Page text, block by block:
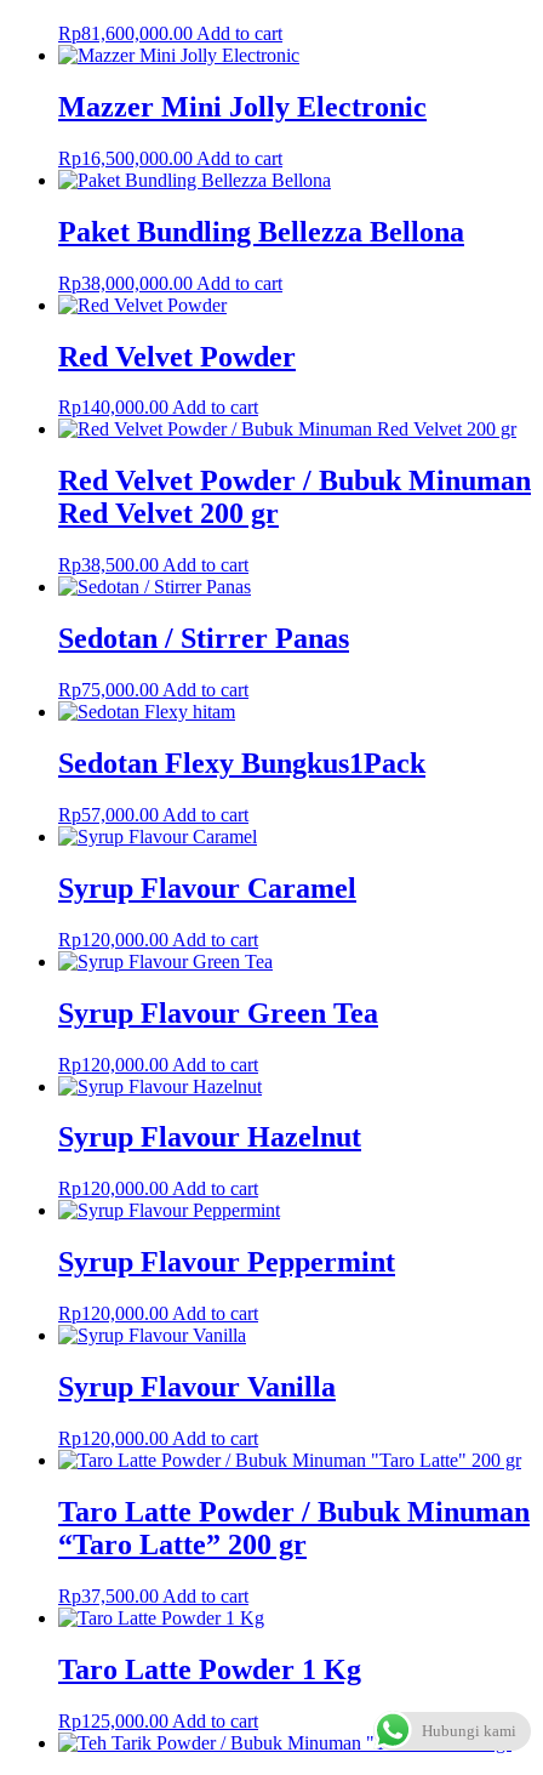
Rp81,600,000.00 Add to cart
Mazzer Mini Jolly Electronic
Rp16,500,000.00 Add to cart
Paket Bundling Bellezza Bellona
Rp38,000,000.00 Add to cart
Red Velvet Powder
Rp140,000.00Add to cart
Red Velvet Powder / Bubuk Minuman
Red Velvet 200 gr
Rp38,500.00 Add to cart
Sedotan / Stirrer Panas
Rp75,000.00 Add to cart
Sedotan Flexy Bungkus1Pack
Rp57,000.00 Add to cart
Syrup Flavour Caramel
Rp120,000.00 Add to cart
Syrup Flavour Green Tea
Rp120,000.00 Add to cart
Syrup Flavour Hazelnut
Rp120,000.00 Add to cart
Syrup Flavour Peppermint
Rp120,000.00 Add to cart
Syrup Flavour Vanilla
Rp120,000.00 Add to cart
Taro Latte Powder / Bubuk Minuman
“Taro Latte” 200 gr
Rp37,500.00 Add to cart
Taro Latte Powder 1 Kg
Rp125,000.00 Add to cart Hubungi kami